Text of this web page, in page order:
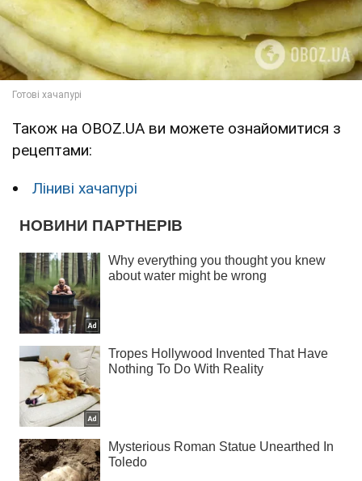
Також на OBOZ.UA ви можете ознайомитися з
рецептами:
Ліниві хачапурі